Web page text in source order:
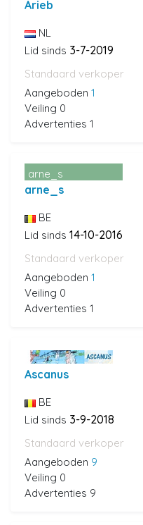
Arieb
NL
Lid sinds 3-7-2019
Standaard verkoper
Aangeboden 1
Veiling 0
Advertenties 1
arne_s
arne_s
BE
Lid sinds 14-10-2016
Standaard verkoper
Aangeboden 1
Veiling 0
Advertenties 1
Ascanus
BE
Lid sinds 3-9-2018
Standaard verkoper
Aangeboden 9
Veiling 0
Advertenties 9